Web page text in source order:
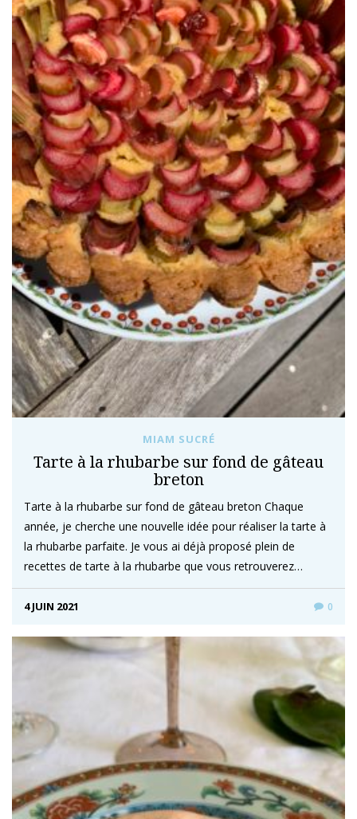
MIAM SUCRÉ
Tarte à la rhubarbe sur fond de gâteau
breton
Tarte à la rhubarbe sur fond de gâteau breton Chaque
année, je cherche une nouvelle idée pour réaliser la tarte à
la rhubarbe parfaite. Je vous ai déjà proposé plein de
recettes de tarte à la rhubarbe que vous retrouverez…
4 JUIN 2021 0